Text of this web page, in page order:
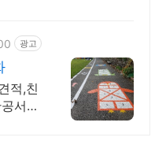
광고
적,친
서,